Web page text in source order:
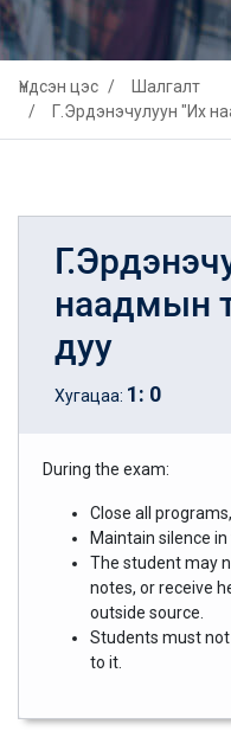
Үндсэн цэс
Шалгалт
Г.Эрдэнэчулуун "Их
наадмын
дуу
Хугацаа: 1: 0
During the exam:
Close all
Maintain silence
The student may
notes, or receive
outside source.
Students must
to it.